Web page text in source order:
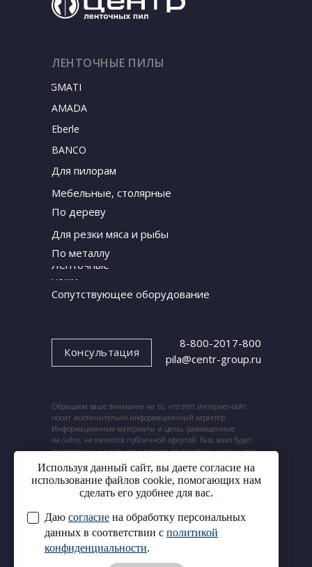
SIGMATEC
AMADA
Eberle
BANCO
Консультация
Для пилорам
Мебельные, столярные
По дереву
Для резки мяса и рыбы
8-800-2017-800
pila@centr-group.ru
ЛЕНТОЧНЫЕ ПИЛЫ
Обращаем ваше внимание на то, что этот интернет-сайт
носит исключительно информационный характер.
Информационные материалы и цены, размещенные
на сайте, не являются публичной офертой. Ваш заказ будет
подтвержден нашим менеджером по телефону, указанному
По металлу
Ленточные
ножи
Сопутствующее оборудование
© 2024. ООО «Центр ленточных пил».
Все права защищены.
Cогласие на обработку
персональных данных
Политика конфиденциальности
Используя данный сайт, вы даете согласие на
использование файлов cookie, помогающих нам
сделать его удобнее для вас.
Даю согласие на обработку персональных
данных в соответствии с политикой
конфиденциальности.